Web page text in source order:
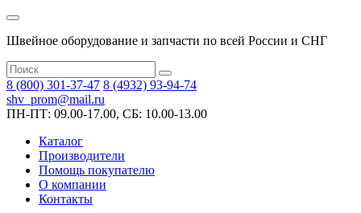
Швейное оборудование и запчасти по всей России и СНГ
8 (800) 301-37-47 8 (4932) 93-94-74
shv_prom@mail.ru
ПН-ПТ: 09.00-17.00, СБ: 10.00-13.00
Каталог
Производители
Помощь покупателю
О компании
Контакты